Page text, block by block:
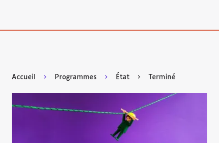
Accueil Programmes État Terminé